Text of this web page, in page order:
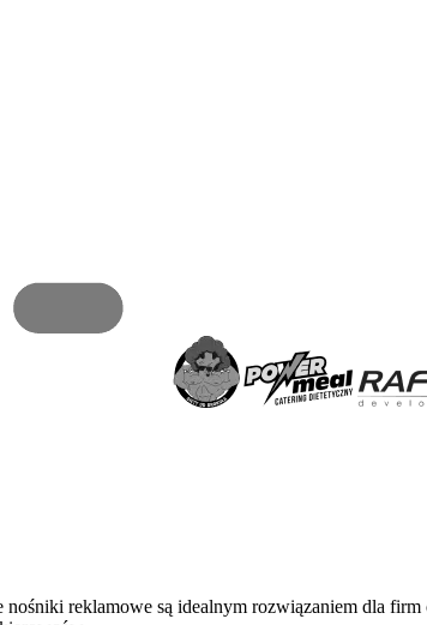
reklamowe są idealnym rozwiązaniem dla firm